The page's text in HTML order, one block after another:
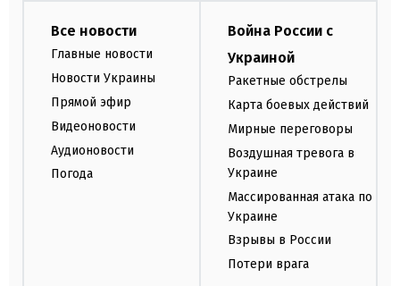
Все новости
Главные новости
Новости Украины
Прямой эфир
Видеоновости
Аудионовости
Погода
Война России с
Украиной
Ракетные обстрелы
Карта боевых действий
Мирные переговоры
Воздушная тревога в
Украине
Массированная атака по
Украине
Взрывы в России
Потери врага